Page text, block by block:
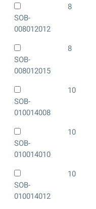
SOB-
008012012
8
SOB-
008012015
8
SOB-
010014008
10
SOB-
010014010
10
SOB-
010014012
10